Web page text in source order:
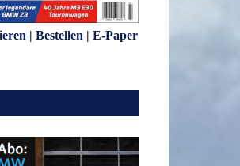
| Bestellen | E-Paper